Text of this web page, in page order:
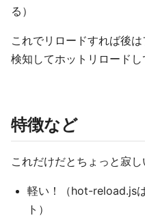
る）
これでリロードすれば後
検知してホットリロードし
特徴など
これだけだとちょっと寂
軽い！（hot-reload.js
ト）